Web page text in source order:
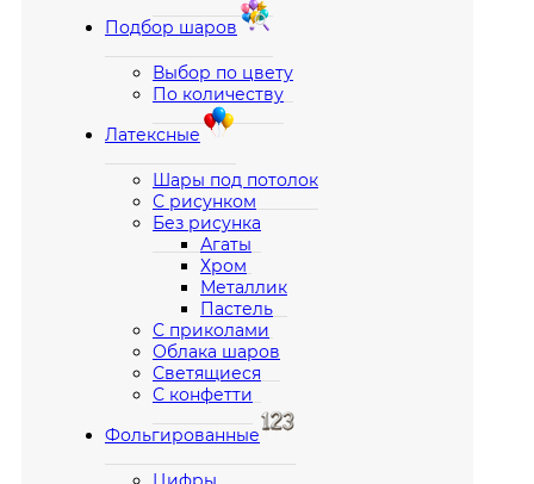
Подбор шаров
Выбор по цвету
По количеству
Латексные
Шары под потолок
С рисунком
Без рисунка
Агаты
Хром
Металлик
Пастель
С приколами
Облака шаров
Светящиеся
С конфетти
Фольгированные